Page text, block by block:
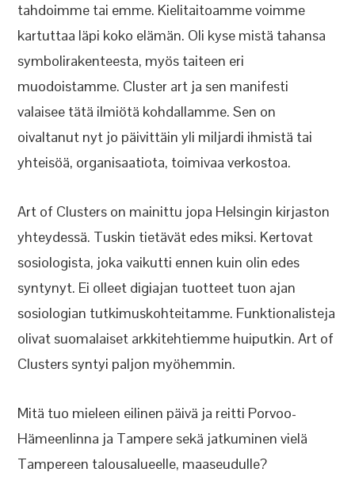
tahdoimme tai emme. Kielitaitoamme voimme
kartuttaa läpi koko elämän. Oli kyse mistä tahansa
symbolirakenteesta, myös taiteen eri
muodoistamme. Cluster art ja sen manifesti
valaisee tätä ilmiötä kohdallamme. Sen on
oivaltanut nyt jo päivittäin yli miljardi ihmistä tai
yhteisöä, organisaatiota, toimivaa verkostoa.
Art of Clusters on mainittu jopa Helsingin kirjaston
yhteydessä. Tuskin tietävät edes miksi. Kertovat
sosiologista, joka vaikutti ennen kuin olin edes
syntynyt. Ei olleet digiajan tuotteet tuon ajan
sosiologian tutkimuskohteitamme. Funktionalisteja
olivat suomalaiset arkkitehtiemme huiputkin. Art of
Clusters syntyi paljon myöhemmin.
Mitä tuo mieleen eilinen päivä ja reitti Porvoo-
Hämeenlinna ja Tampere sekä jatkuminen vielä
Tampereen talousalueelle, maaseudulle?